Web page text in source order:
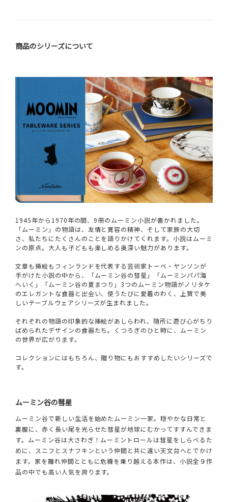
商品のシリーズについて
1945年から1970年の間、9冊のムーミン小説が書かれました。
「ムーミン」の物語は、友情と寛容の精神、そして家族の大切
さ、私たちにたくさんのことを語りかけてくれます。小説はムーミ
ンの原点。大人も子どもも楽しめる奥深い魅力があります。
文章も挿絵もフィンランドを代表する芸術家トーベ・ヤンソンが
手がけた小説の中から、「ムーミン谷の彗星」「ムーミンパパ海
へいく」「ムーミン谷の夏まつり」3つのムーミン物語がノリタケ
のエレガントな食器と出会い、使うたびに愛着のわく、上質で美
しいテーブルウェアシリーズが生まれました。
それぞれの物語の印象的な挿絵があしらわれ、随所に遊び心がちり
ばめられたデザインの食器たち。くつろぎのひと時に、ムーミン
の世界が広がります。
コレクションにはもちろん、贈り物にもおすすめしたいシリーズで
す。
ムーミン谷の彗星
ムーミン谷で新しい生活を始めたムーミン一家。穏やかな日常と
裏腹に、赤く長い尾を光らせた彗星が地球にむかってすすんできま
す。ムーミン谷は大さわぎ！ムーミントロールは彗星をしらべるた
めに、スニフとスナフキンという仲間と共に遠い天文台へとでかけ
ます。家を離れ仲間とともに危機を乗り越える本作は、小説全９作
品の中でも高い人気を誇ります。